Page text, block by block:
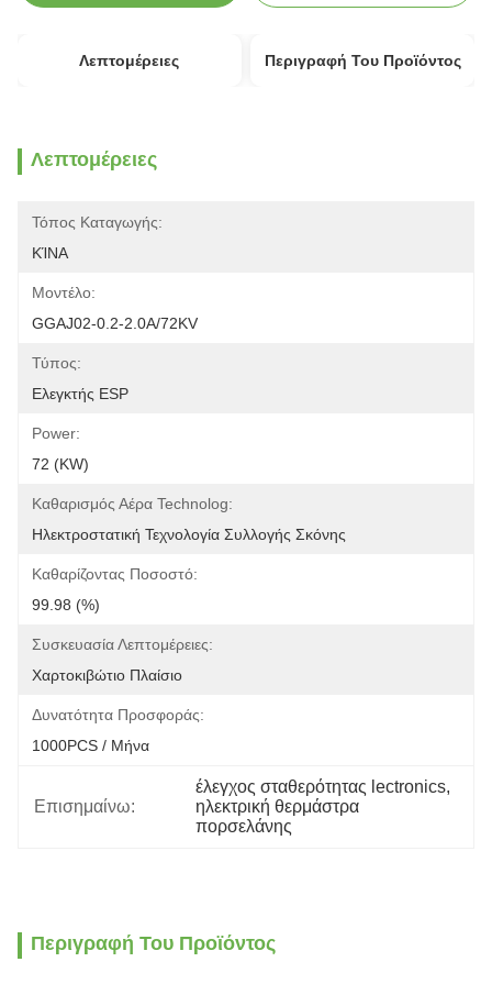
Λεπτομέρειες Περιγραφή Του Προϊόντος
Λεπτομέρειες
Τόπος Καταγωγής:
ΚΊΝΑ
Μοντέλο:
GGAJ02-0.2-2.0A/72KV
Τύπος:
Ελεγκτής ESP
Power:
72 (KW)
Καθαρισμός Αέρα Technolog:
Ηλεκτροστατική Τεχνολογία Συλλογής Σκόνης
Καθαρίζοντας Ποσοστό:
99.98 (%)
Συσκευασία Λεπτομέρειες:
Χαρτοκιβώτιο Πλαίσιο
Δυνατότητα Προσφοράς:
1000PCS / Μήνα
Επισημαίνω:
έλεγχος σταθερότητας lectronics,
ηλεκτρική θερμάστρα
πορσελάνης
Περιγραφή Του Προϊόντος